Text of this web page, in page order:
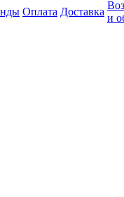
Оплата Доставка
и